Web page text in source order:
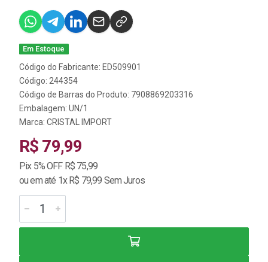
Em Estoque
Código do Fabricante: ED509901
Código: 244354
Código de Barras do Produto: 7908869203316
Embalagem: UN/1
Marca: CRISTAL IMPORT
R$ 79,99
Pix 5% OFF R$ 75,99
ou em até 1x R$ 79,99 Sem Juros